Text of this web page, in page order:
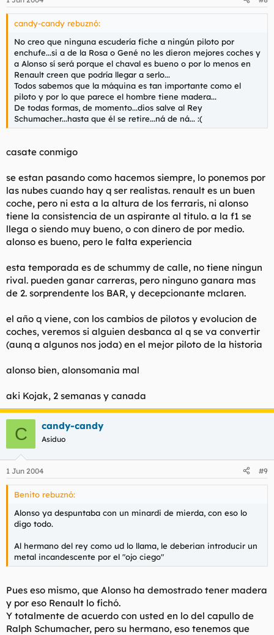
candy-candy rebuznó:
No creo que ninguna escudería fiche a ningún piloto por
enchufe...si a de la Rosa o Gené no les dieron mejores coches y
a Alonso sí será porque el chaval es bueno o por lo menos en
Renault creen que podría llegar a serlo...
Todos sabemos que la máquina es tan importante como el
piloto y por lo que parece el hombre tiene madera...
De todas formas, de momento...dios salve al Rey
Schumacher...hasta que él se retire...ná de ná... :(
casate conmigo
se estan pasando como hacemos siempre, lo ponemos por
las nubes cuando hay q ser realistas. renault es un buen
coche, pero ni esta a la altura de los ferraris, ni alonso
tiene la consistencia de un aspirante al titulo. a la f1 se
llega o siendo muy bueno, o con dinero de por medio.
alonso es bueno, pero le falta experiencia
esta temporada es de schummy de calle, no tiene ningun
rival. pueden ganar carreras, pero ninguno ganara mas
de 2. sorprendente los BAR, y decepcionante mclaren.
el año q viene, con los cambios de pilotos y evolucion de
coches, veremos si alguien desbanca al q se va convertir
(aunq a algunos nos joda) en el mejor piloto de la historia
alonso bien, alonsomania mal
aki Kojak, 2 semanas y canada
C candy-candy
Asiduo
1 Jun 2004 #9
Benito rebuznó:
Alonso ya despuntaba con un minardi de mierda, con eso lo
digo todo.
Al hermano del rey como ud lo llama, le deberian introducir un
metal incandescente por el "ojo ciego"
Pues eso mismo, que Alonso ha demostrado tener madera
y por eso Renault lo fichó.
Y totalmente de acuerdo con usted en lo del capullo de
Ralph Schumacher, pero su hermano, eso tenemos que